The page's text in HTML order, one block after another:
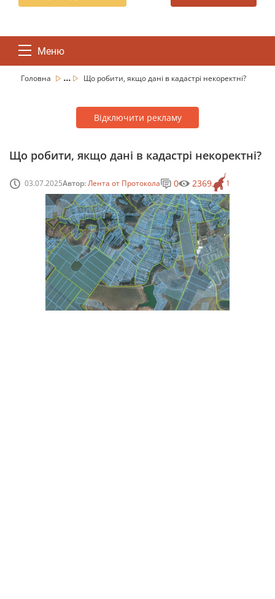
Меню
Головна ... Що робити, якщо дані в кадастрі некоректні?
Відключити рекламу
Що робити, якщо дані в кадастрі некоректні?
03.07.2025Автор:Лента от Протокола 1
0 2369